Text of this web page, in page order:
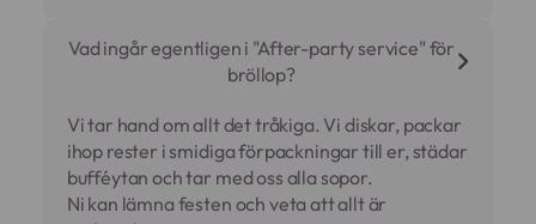
Vad ingår egentligen i "After-party service" för
bröllop?
Vi tar hand om allt det tråkiga. Vi diskar, packar
ihop rester i smidiga förpackningar till er, städar
bufféytan och tar med oss alla sopor.
Ni kan lämna festen och veta att allt är